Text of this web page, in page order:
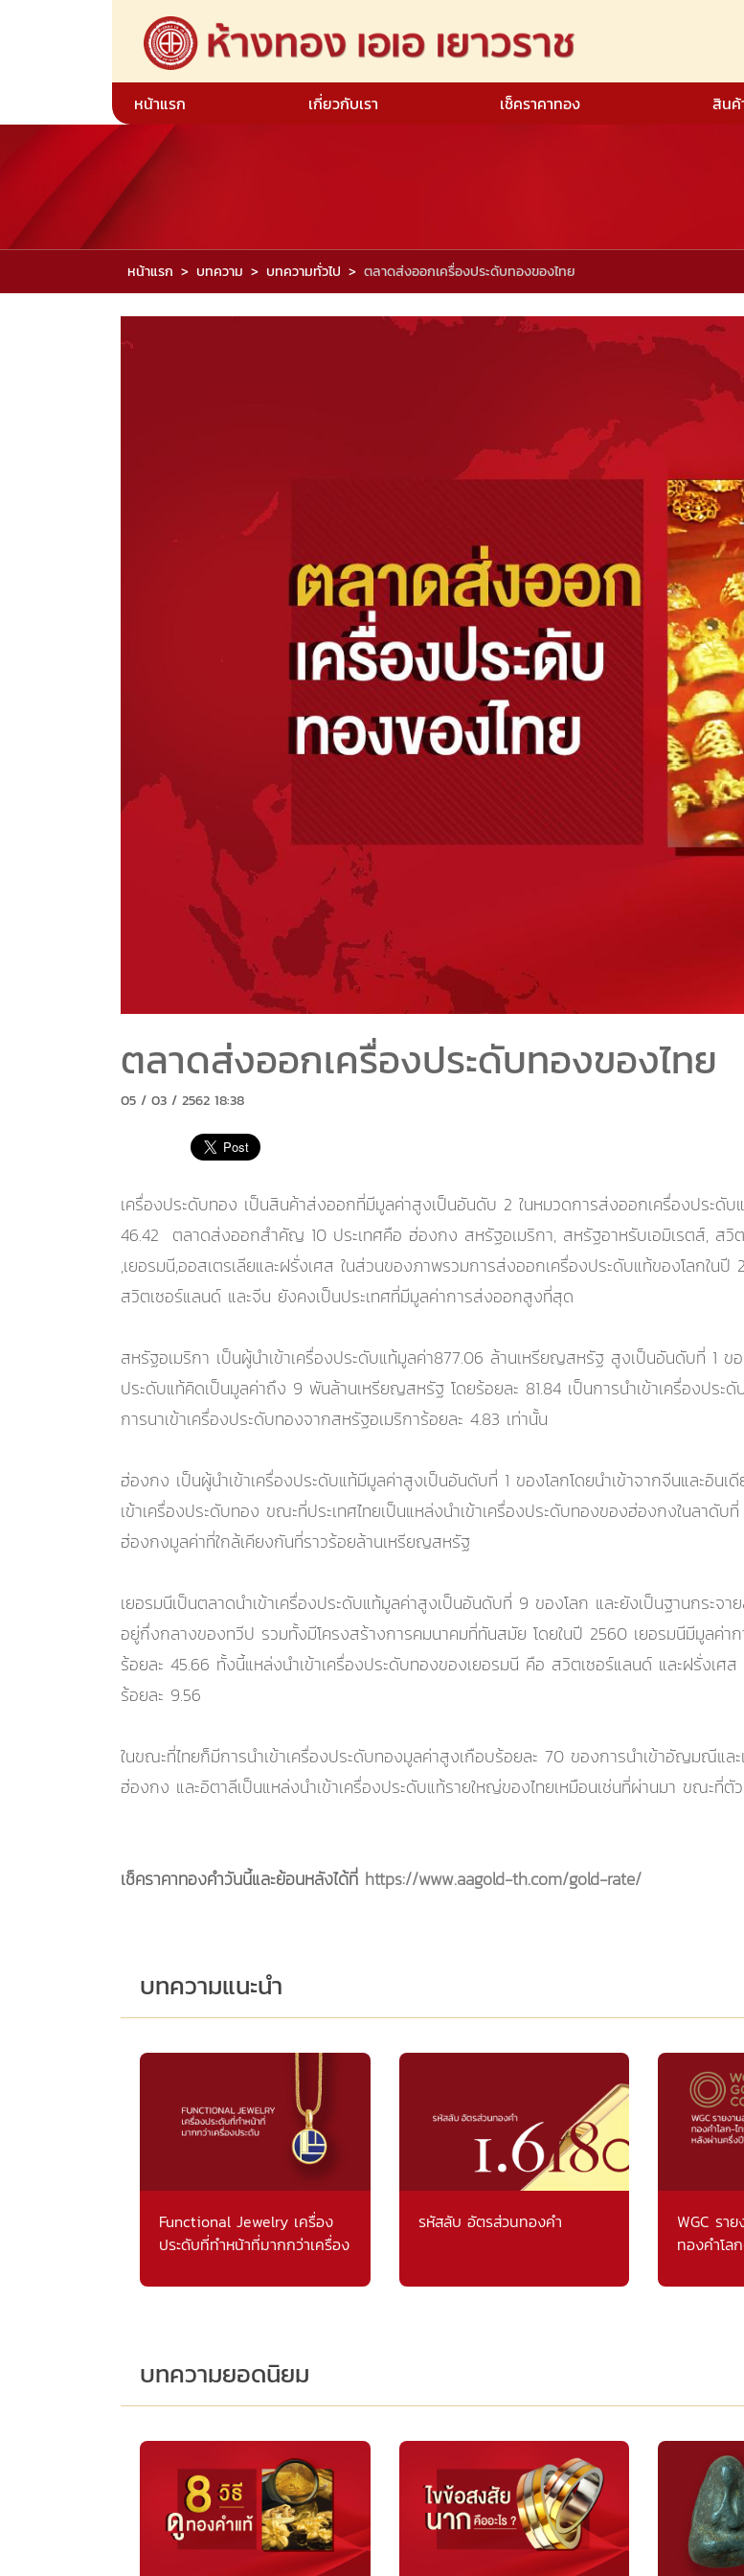
หน้าแรก เกี่ยวกับเรา เช็คราคาทอง สินค้
หน้าแรก บทความ บทความทั่วไป ตลาดส่งออกเครื่องประดับทองของไทย
ตลาดส่งออกเครื่องประดับทองของไทย
05 / 03 / 2562 18:38
เครื่องประดับทอง เป็นสินค้าส่งออกที่มีมูลค่าสูงเป็นอันดับ 2 ในหมวดการส่งออกเครื่องประดั
46.42 ตลาดส่งออกสำคัญ 10 ประเทศคือ ฮ่องกง สหรัฐอเมริกา, สหรัฐอาหรับเอมิเรตส์, ส
,เยอรมนี,ออสเตรเลียและฝรั่งเศส ในส่วนของภาพรวมการส่งออกเครื่องประดับแท้ของโลกใ
สวิตเซอร์แลนด์ และจีน ยังคงเป็นประเทศที่มีมูลค่าการส่งออกสูงที่สุด
สหรัฐอเมริกา เป็นผู้นำเข้าเครื่องประดับแท้มูลค่า877.06 ล้านเหรียญสหรัฐ สูงเป็นอันดับที่ 1 ข
ประดับแท้คิดเป็นมูลค่าถึง 9 พันล้านเหรียญสหรัฐ โดยร้อยละ 81.84 เป็นการนำเข้าเครื่องปร
การนาเข้าเครื่องประดับทองจากสหรัฐอเมริการ้อยละ 4.83 เท่านั้น
ฮ่องกง เป็นผู้นำเข้าเครื่องประดับแท้มีมูลค่าสูงเป็นอันดับที่ 1 ของโลกโดยนำเข้าจากจีนและอิน
เข้าเครื่องประดับทอง ขณะที่ประเทศไทยเป็นแหล่งนำเข้าเครื่องประดับทองของฮ่องกงในลาดับ
ฮ่องกงมูลค่าที่ใกล้เคียงกันที่ราวร้อยล้านเหรียญสหรัฐ
เยอรมนีเป็นตลาดนำเข้าเครื่องประดับแท้มูลค่าสูงเป็นอันดับที่ 9 ของโลก และยังเป็นฐานกระจ
อยู่กึ่งกลางของทวีป รวมทั้งมีโครงสร้างการคมนาคมที่ทันสมัย โดยในปี 2560 เยอรมนีมีมูลค่าก
ร้อยละ 45.66 ทั้งนี้แหล่งนำเข้าเครื่องประดับทองของเยอรมนี คือ สวิตเซอร์แลนด์ และฝรั่งเ
ร้อยละ 9.56
ในขณะที่ไทยก็มีการนำเข้าเครื่องประดับทองมูลค่าสูงเกือบร้อยละ 70 ของการนำเข้าอัญมณีแ
ฮ่องกง และอิตาลีเป็นแหล่งนำเข้าเครื่องประดับแท้รายใหญ่ของไทยเหมือนเช่นที่ผ่านมา ขณะที่ตั
เช็คราคาทองคำวันนี้และย้อนหลังได้ที่ https://www.aagold-th.com/gold-rate/
บทความแนะนำ
Functional Jewelry เครื่อง
ประดับที่ทำหน้าที่มากกว่าเครื่อง
รหัสลับ อัตรส่วนทองคำ
WGC รา
ทองคำโล
บทความยอดนิยม